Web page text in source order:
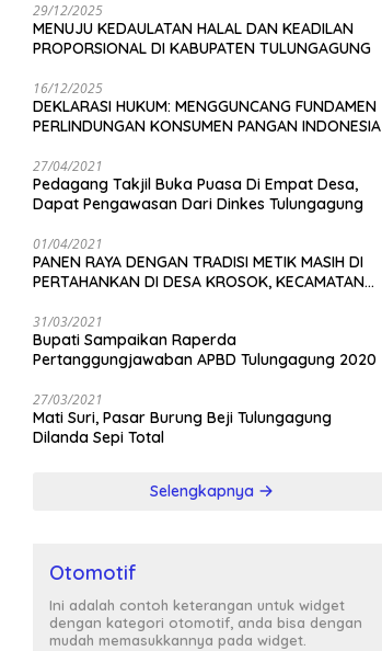
29/12/2025
MENUJU KEDAULATAN HALAL DAN KEADILAN
PROPORSIONAL DI KABUPATEN TULUNGAGUNG
16/12/2025
DEKLARASI HUKUM: MENGGUNCANG FUNDAMEN
PERLINDUNGAN KONSUMEN PANGAN INDONESIA
27/04/2021
Pedagang Takjil Buka Puasa Di Empat Desa,
Dapat Pengawasan Dari Dinkes Tulungagung
01/04/2021
PANEN RAYA DENGAN TRADISI METIK MASIH DI
PERTAHANKAN DI DESA KROSOK, KECAMATAN
31/03/2021
Bupati Sampaikan Raperda
Pertanggungjawaban APBD Tulungagung 2020
27/03/2021
Mati Suri, Pasar Burung Beji Tulungagung
Dilanda Sepi Total
Selengkapnya
Otomotif
Ini adalah contoh keterangan untuk widget
dengan kategori otomotif, anda bisa dengan
mudah memasukkannya pada widget.